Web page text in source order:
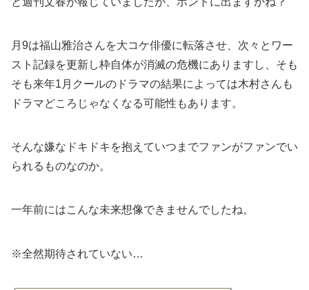
月9は福山雅治さんを大コケ俳優に転落させ、次々とワー
スト記録を更新し枠自体が消滅の危機にありますし、そも
そも来年1月クールのドラマの結果によっては木村さんも
ドラマどころじゃなくなる可能性もあります。
そんな嫌なドキドキを抱えていつまでファンがファンでい
られるものなのか。
一年前にはこんな未来想像できませんでしたね。
※全然期待されていない…